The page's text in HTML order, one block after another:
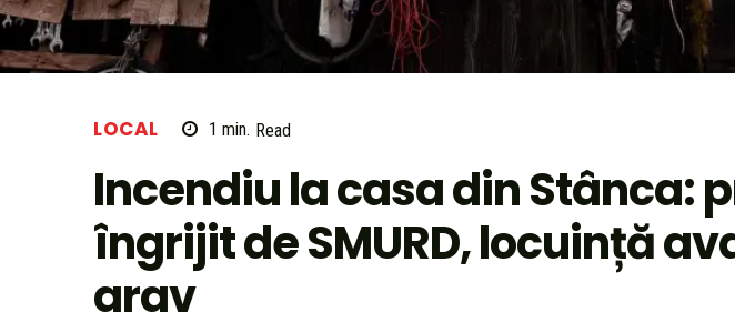
LOCAL 1 min. Read
Incendiu la casa din Stânca:
îngrijit de SMURD, locuință
grav